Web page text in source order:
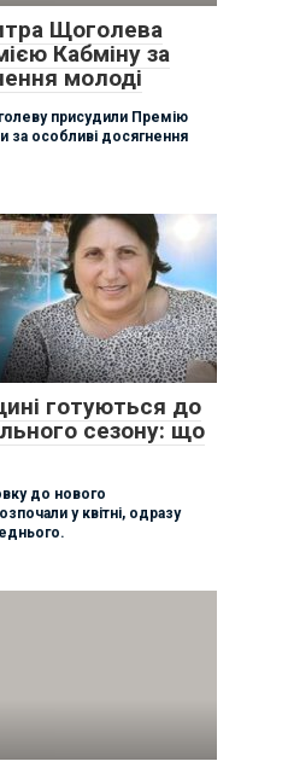
Щоголева
Кабміну за
молоді
присудили Премію
за особливі досягнення
готуються до
сезону: що
до нового
у квітні, одразу